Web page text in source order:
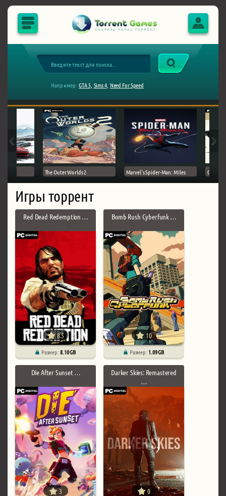
Например: GTA 5, Sims 4, Need For Speed
The Outer Worlds 2 Marvel's Spider-Man: Miles Ghost
Игры торрент
Red Dead Redemption …
8.5
Размер:8.10 GB
Bomb Rush Cyberfunk …
10
Размер: 1.09 GB
Die After Sunset …
3
Darker Skies: Remastered
…
0